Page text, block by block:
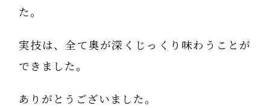
た。
実技は、全て奥が深くじっくり味わうことが
できました。
ありがとうございました。